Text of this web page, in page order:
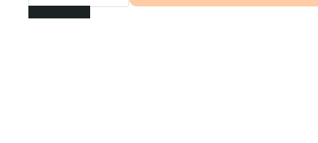
1